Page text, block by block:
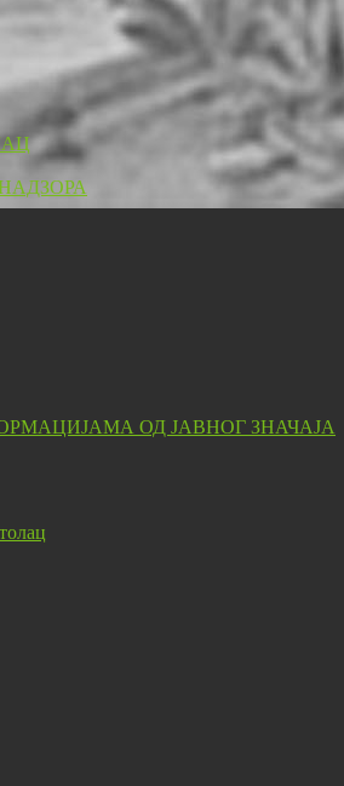
ОД ЈАВНОГ ЗНАЧАЈА